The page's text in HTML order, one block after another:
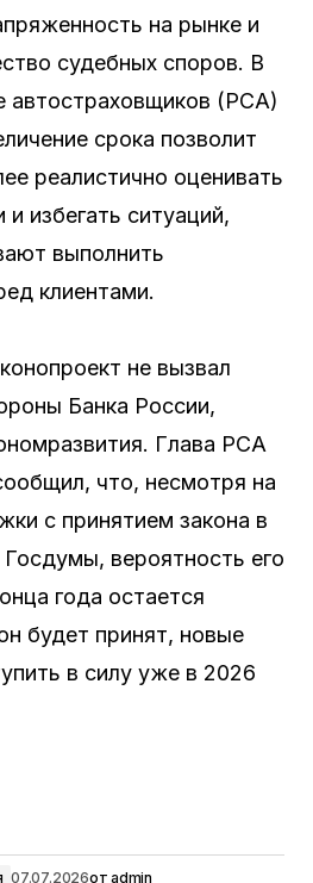
на рынке и
судебных споров. В
автостраховщиков (РСА)
срока позволит
реалистично оценивать
избегать ситуаций,
выполнить
клиентами.
не вызвал
Банка России,
Глава РСА
что, несмотря на
с принятием закона в
вероятность его
года остается
будет принят, новые
в силу уже в 2026
07.07.2026от admin